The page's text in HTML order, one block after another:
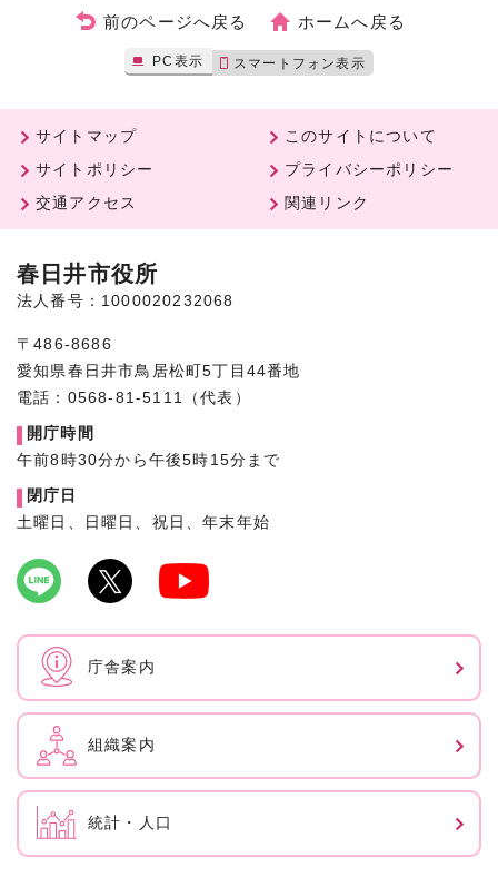
前のページへ戻る ホームへ戻る
PC表示 スマートフォン表示
サイトマップ
このサイトについて
サイトポリシー
プライバシーポリシー
交通アクセス
関連リンク
春日井市役所
法人番号：1000020232068
〒486-8686
愛知県春日井市鳥居松町5丁目44番地
電話：0568-81-5111（代表）
開庁時間
午前8時30分から午後5時15分まで
閉庁日
土曜日、日曜日、祝日、年末年始
庁舎案内
組織案内
統計・人口